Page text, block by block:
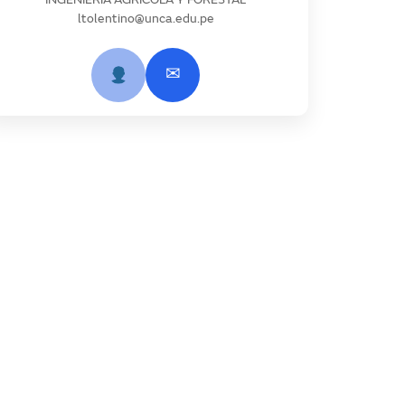
ltolentino@unca.edu.pe
✉